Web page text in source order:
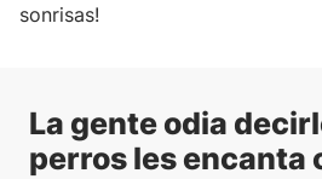
sonrisas!
La gente odia
perros les encanta